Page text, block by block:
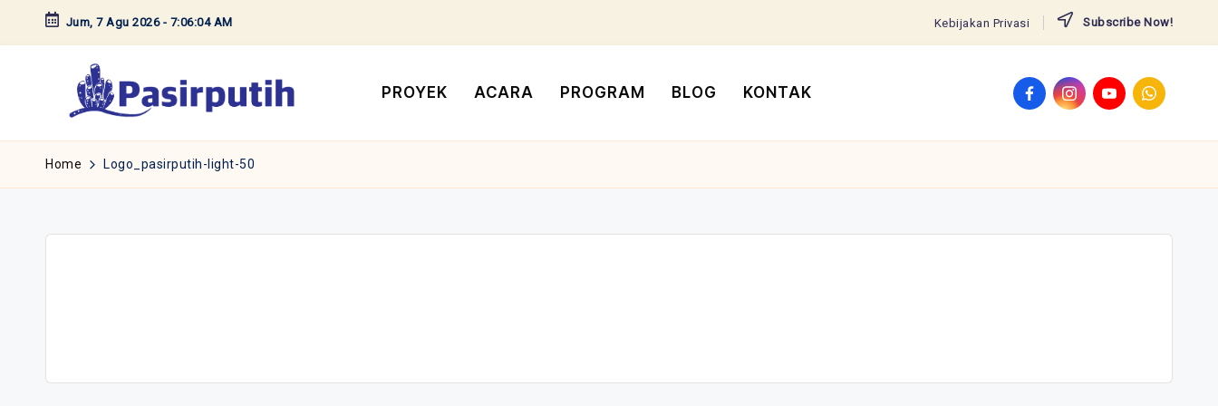
Skip
Jum, 7 Agu 2026- 7:06:04 AM Kebijakan Privasi Subscribe Now!
PROYEK ACARA PROGRAM BLOG KONTAK FacebookInstagram
YouTubeWhatsApp
Home Logo_pasirputih-light-50